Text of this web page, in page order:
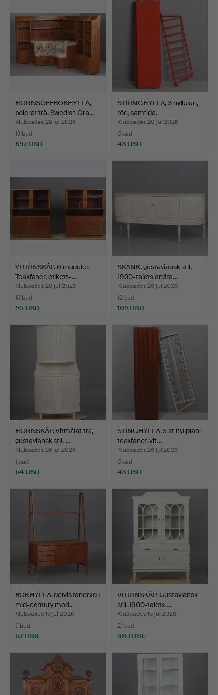
HÖRNSOFFBOKHYLLA,
polerat trä, Swedish Gra…
Klubbades 29 jul 2026
19 bud
897 USD
STRINGHYLLA, 3 hyllplan,
röd, samtida.
Klubbades 28 jul 2026
5 bud
43 USD
VITRINSKÅP. 6 moduler.
Teakfaner, etikett-…
Klubbades 28 jul 2026
16 bud
95 USD
SKÄNK, gustaviansk stil,
1900-talets andra…
Klubbades 26 jul 2026
12 bud
169 USD
HÖRNSKÅP. Vitmålat trä,
gustaviansk stil, …
Klubbades 26 jul 2026
1 bud
64 USD
STINGHYLLA. 3 st hyllplan i
teakfaner, vit…
Klubbades 26 jul 2026
5 bud
43 USD
BOKHYLLA, delvis fanerad i
mid-century mod…
Klubbades 19 jul 2026
6 bud
117 USD
VITRINSKÅP. Gustaviansk
stil, 1900-talets …
Klubbades 15 jul 2026
21 bud
380 USD